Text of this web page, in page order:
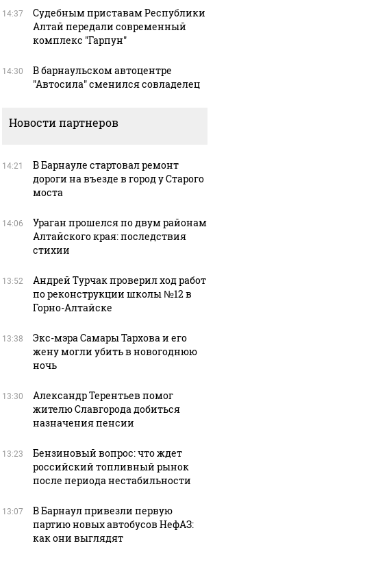
Такую зиму в России
14:37
Судебным приставам Республики
Алтай передали современный
комплекс "Гарпун"
14:30
В барнаульском автоцентре
"Автосила" сменился совладелец
Новости партнеров
14:21
В Барнауле стартовал ремонт
дороги на въезде в город у Старого
моста
14:06
Ураган прошелся по двум районам
Алтайского края: последствия
стихии
13:52
Андрей Турчак проверил ход работ
по реконструкции школы №12 в
Горно-Алтайске
13:38
Экс-мэра Самары Тархова и его
жену могли убить в новогоднюю
ночь
13:30
Александр Терентьев помог
жителю Славгорода добиться
назначения пенсии
13:23
Бензиновый вопрос: что ждет
российский топливный рынок
после периода нестабильности
13:07
В Барнаул привезли первую
партию новых автобусов НефАЗ:
как они выглядят